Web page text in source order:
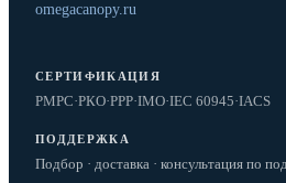
omegacanopy.ru
СЕРТИФИКАЦИЯ
РМРС·РКО·РРР·IMO·IEC 60945·IACS
ПОДДЕРЖКА
Подбор · доставка · консультация по